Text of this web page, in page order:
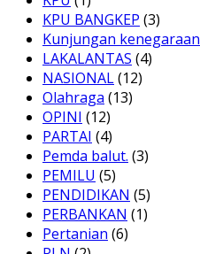
KPU BANGKEP (3)
Kunjungan kenegaraan
LAKALANTAS (4)
NASIONAL(12)
Olahraga (13)
OPINI (12)
PARTAI (4)
Pemda balut. (3)
PEMILU (5)
PENDIDIKAN (5)
PERBANKAN (1)
Pertanian (6)